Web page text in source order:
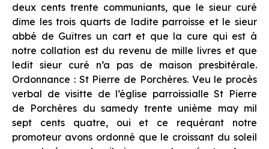
deux cents trente communiants, que le sieur curé
dîme les trois quarts de ladite parroisse et le sieur
abbé de Guîtres un cart et que la cure qui est à
notre collation est du revenu de mille livres et que
ledit sieur curé n’a pas de maison presbitérale.
Ordonnance : St Pierre de Porchères. Veu le procès
verbal de visitte de l’église parroissialle St Pierre
de Porchères du samedy trente unième may mil
sept cents quatre, oui et ce requérant notre
promoteur avons ordonné que le croissant du soleil